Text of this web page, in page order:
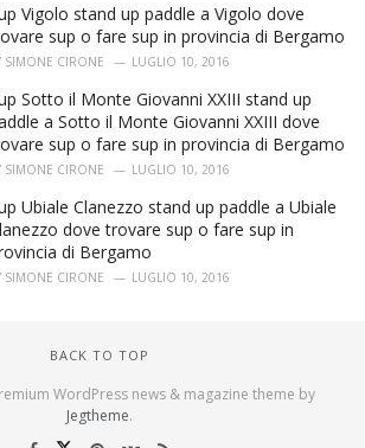
Vigolo stand up paddle a Vigolo dove
sup o fare sup in provincia di Bergamo
SIMONE CIRONE LUGLIO 10, 2016
Sotto il Monte Giovanni XXIII stand up
a Sotto il Monte Giovanni XXIII dove
sup o fare sup in provincia di Bergamo
SIMONE CIRONE LUGLIO 10, 2016
Ubiale Clanezzo stand up paddle a Ubiale
dove trovare sup o fare sup in
di Bergamo
SIMONE CIRONE LUGLIO 10, 2016
BACK TO TOP
WordPress news & magazine theme by
Jegtheme.